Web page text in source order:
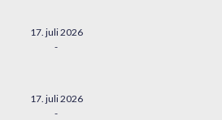
17. juli 2026
-
17. juli 2026
-